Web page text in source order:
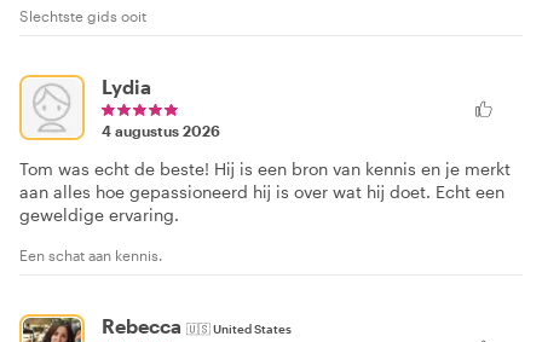
Slechtste gids ooit
Lydia
4 augustus 2026
Tom was echt de beste! Hij is een bron van kennis en je merkt
aan alles hoe gepassioneerd hij is over wat hij doet. Echt een
geweldige ervaring.
Een schat aan kennis.
Rebecca 🇺🇸United States